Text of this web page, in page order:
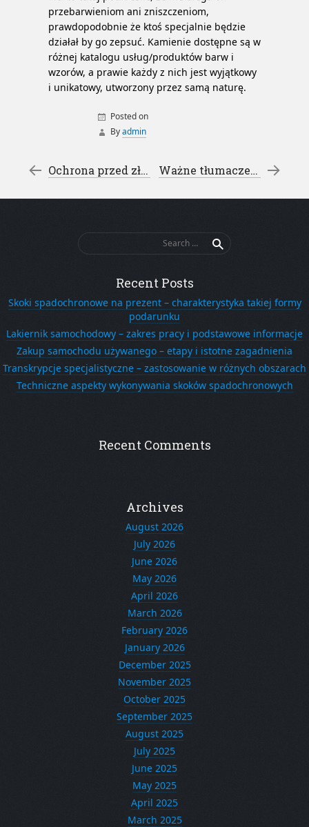
przebarwieniom ani zniszczeniom,
prawdopodobnie że ktoś specjalnie będzie
działał by go zepsuć. Kamienie dostępne są w
różnej katalogu usług/produktów barw i
wzorów, a prawie każdy z nich jest wyjątkowy
i unikatowy, utworzony przez samą naturę.
Posted on
Byadmin
Post navigation
←
Ochrona przed złodziejami – bramki przeciwkradzieżowe Ważne tłumaczenia – biuro tłumaczeń Inowrocław
Search
for:
Recent Posts
Skoki spadochronowe na prezent – charakterystyka takiej formy
podarunku
Lakiernik samochodowy – zakres pracy i podstawowe informacje
Zakup samochodu używanego – etapy i istotne zagadnienia
Transkrypcje specjalistyczne – zastosowanie w różnych obszarach
Techniczne aspekty wykonywania skoków spadochronowych
Recent Comments
Archives
August 2026
July 2026
June 2026
May 2026
April 2026
March 2026
February 2026
January 2026
December 2025
November 2025
October 2025
September 2025
August 2025
July 2025
June 2025
May 2025
April 2025
March 2025